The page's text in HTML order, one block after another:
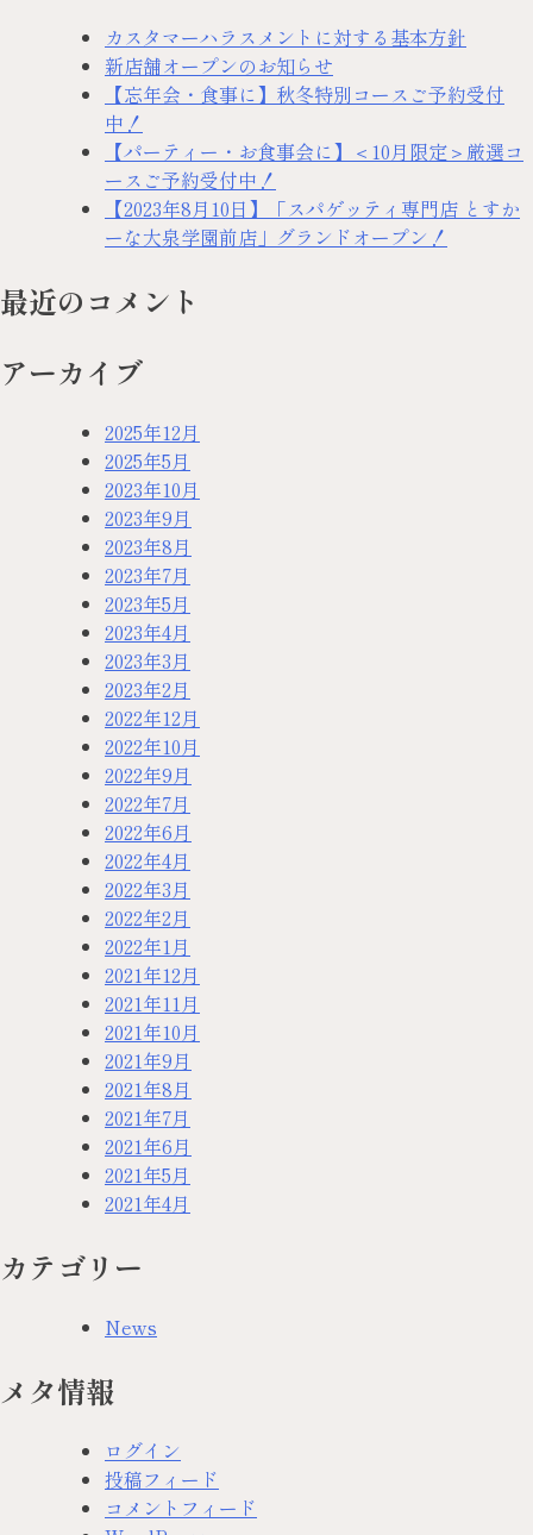
カスタマーハラスメントに対する基本方針
新店舗オープンのお知らせ
【忘年会・食事に】秋冬特別コースご予約受付
中！
【パーティー・お食事会に】＜10月限定＞厳選コ
ースご予約受付中！
【2023年8月10日】「スパゲッティ専門店 とすか
ーな大泉学園前店」グランドオープン！
最近のコメント
アーカイブ
2025年12月
2025年5月
2023年10月
2023年9月
2023年8月
2023年7月
2023年5月
2023年4月
2023年3月
2023年2月
2022年12月
2022年10月
2022年9月
2022年7月
2022年6月
2022年4月
2022年3月
2022年2月
2022年1月
2021年12月
2021年11月
2021年10月
2021年9月
2021年8月
2021年7月
2021年6月
2021年5月
2021年4月
カテゴリー
News
メタ情報
ログイン
投稿フィード
コメントフィード